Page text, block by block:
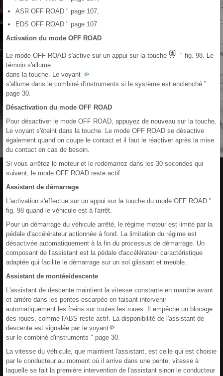
ASR OFF ROAD " page 107,
EDS OFF ROAD " page 107.
Activation du mode OFF ROAD
Le mode OFF ROAD s'active sur un appui sur la touche
" fig. 98. Le
témoin s'allume
dans la touche. Le voyant
s'allume dans le combiné d'instruments si le système est enclenché "
page 30.
Désactivation du mode OFF ROAD
Pour désactiver le mode OFF ROAD, appuyez de nouveau sur la touche.
Le voyant s'éteint dans la touche. Le mode OFF ROAD se désactive
également quand on coupe le contact et il faut le réactiver après la mise
du contact en cas de besoin.
Si vous arrêtez le moteur et le redémarrez dans les 30 secondes qui
suivent, le mode OFF ROAD reste actif.
Assistant de démarrage
L'activation s'effectue sur un appui sur la touche du mode OFF ROAD "
fig. 98 quand le véhicule est à l'arrêt.
Pour un démarrage du véhicule arrêté, le régime moteur est limité par la
pédale d'accélérateur actionnée à fond. La limitation du régime est
désactivée automatiquement à la fin du processus de démarrage. Un
composant de l'assistant est la pédale d'accélérateur caractéristique
adaptée qui facilite le démarrage sur un sol glissant et meuble.
Assistant de montée/descente
L'assistant de descente maintient la vitesse constante en marche avant
et arrière dans les pentes escarpée en faisant intervenir
automatiquement les freins sur toutes les roues. Il empêche un blocage
des roues, comme l'ABS reste actif. La disponibilité de l'assistant de
descente est signalée par le voyant
sur le combiné d'instruments " page 30.
La vitesse du véhicule, que maintient l'assistant, est celle qui est choisie
par le conducteur au moment où il arrive dans une pente, vitesse à
laquelle se fait la première intervention de l'assistant sinon le conducteur